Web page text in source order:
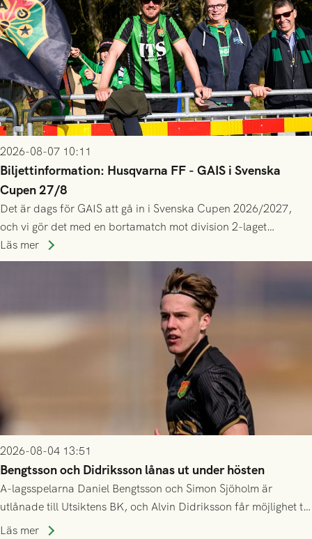
2026-08-07 10:11
Biljettinformation: Husqvarna FF - GAIS i Svenska
Cupen 27/8
Det är dags för GAIS att gå in i Svenska Cupen 2026/2027,
och vi gör det med en bortamatch mot division 2-laget
Husqvarna FF. Häng med och stötta grönsvart på plats!
Läs mer
2026-08-04 13:51
Bengtsson och Didriksson lånas ut under hösten
A-lagsspelarna Daniel Bengtsson och Simon Sjöholm är
utlånade till Utsiktens BK, och Alvin Didriksson får möjlighet till
speltid i Hestrafors genom föreningssamarbete.
Läs mer